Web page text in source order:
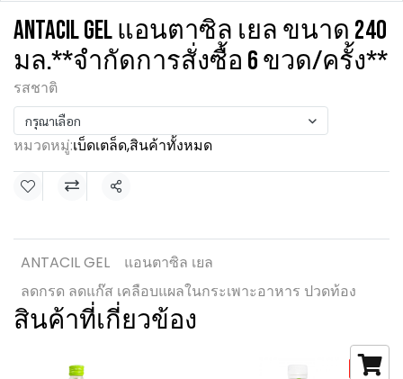
ANTACIL GEL แอนตาซิล เยล ขนาด 240
มล.**จำกัดการสั่งซื้อ 6 ขวด/ครั้ง**
รสชาติ
กรุณาเลือก
หมวดหมู่:เบ็ดเตล็ด,สินค้าทั้งหมด
แชร์
ANTACIL GEL
แอนตาซิล เยล
ลดกรด ลดแก๊ส เคลือบแผลในกระเพาะอาหาร ปวดท้อง
สินค้าที่เกี่ยวข้อง
-8%